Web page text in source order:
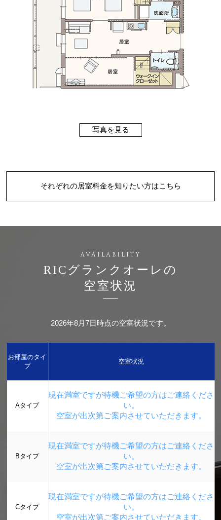
写真を見る
それぞれの居室料金を知りたい方はこちら
RICグランクオーレの
空室状況
2026年8月7日時点の空室状況です。
お部屋のタイ
プ
空室状況
Aタイプ
現在満室ですが待機ご希望の方はご連絡くださ
い。
空室が出次第ご案内させていただきます。
Bタイプ
現在満室ですが待機ご希望の方はご連絡くださ
い。
空室が出次第ご案内させていただきます。
Cタイプ
現在満室ですが待機ご希望の方はご連絡くださ
い。
空室が出次第ご案内させていただきます。